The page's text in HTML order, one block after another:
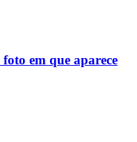
em que aparece